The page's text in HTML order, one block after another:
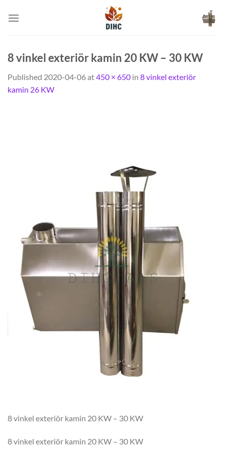
8 vinkel exteriör kamin 20 KW – 30 KW
Published 2020-04-06at450 × 650 in 8 vinkel exteriör
kamin 26 KW
8 vinkel exteriör kamin 20 KW – 30 KW
8 vinkel exteriör kamin 20 KW – 30 KW